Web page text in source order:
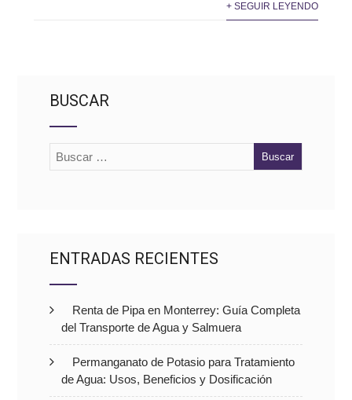
+ SEGUIR LEYENDO
BUSCAR
ENTRADAS RECIENTES
Renta de Pipa en Monterrey: Guía Completa
del Transporte de Agua y Salmuera
Permanganato de Potasio para Tratamiento
de Agua: Usos, Beneficios y Dosificación